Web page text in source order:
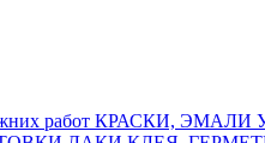
работ КРАСКИ, ЭМАЛИ